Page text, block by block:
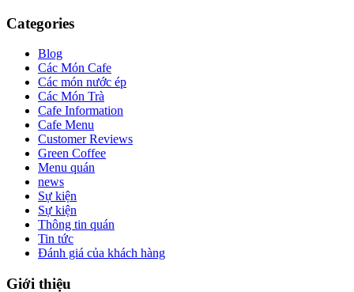
Categories
Blog
Các Món Cafe
Các món nước ép
Các Món Trà
Cafe Information
Cafe Menu
Customer Reviews
Green Coffee
Menu quán
news
Sự kiện
Sự kiện
Thông tin quán
Tin tức
Đánh giá của khách hàng
Giới thiệu